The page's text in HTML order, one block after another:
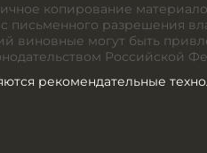
копирование
письменного разрешения
виновные могут быть
Российской
рекомендательные